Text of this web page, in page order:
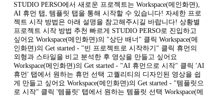
STUDIO PERSO에서 새로운 프로젝트는 Workspace(메인화면),
AI 휴먼 탭, 템플릿 탭을 통해 시작할 수 있습니다! 자세한 프로
젝트 시작 방법은 아래 설명을 참고해주시길 바랍니다! 상황별
프로젝트 시작 방법 추천 빠르게 STUDIO PERSO로 진입하고
싶어요 Workspace(메인화면)의 "상단 배너" 클릭 Workspace(메
인화면)의 Get started - "빈 프로젝트로 시작하기" 클릭 휴먼의
외형과 스타일을 비교 분석한 후 영상을 만들고 싶어요
Workspace(메인화면)의 Get started - "AI 휴먼으로 시작" 클릭 'AI
휴먼' 탭에서 원하는 휴먼 선택 고퀄리티의 디자인된 영상을 쉽
게 만들고 싶어요 Workspace(메인화면)의 Get started - "템플릿으
로 시작" 클릭 '템플릿' 탭에서 원하는 템플릿 선택 Workspace(메